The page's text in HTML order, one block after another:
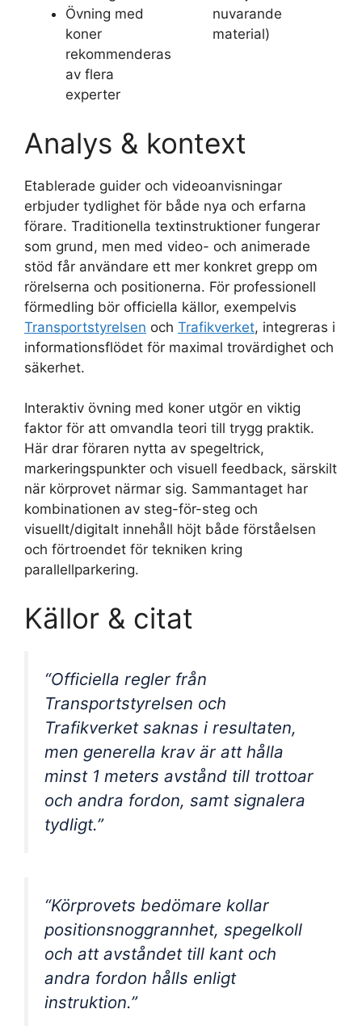
Övning med
koner
rekommenderas
av flera
experter
nuvarande
material)
Analys & kontext
Etablerade guider och videoanvisningar
erbjuder tydlighet för både nya och erfarna
förare. Traditionella textinstruktioner fungerar
som grund, men med video- och animerade
stöd får användare ett mer konkret grepp om
rörelserna och positionerna. För professionell
förmedling bör officiella källor, exempelvis
Transportstyrelsen och Trafikverket, integreras i
informationsflödet för maximal trovärdighet och
säkerhet.
Interaktiv övning med koner utgör en viktig
faktor för att omvandla teori till trygg praktik.
Här drar föraren nytta av spegeltrick,
markeringspunkter och visuell feedback, särskilt
när körprovet närmar sig. Sammantaget har
kombinationen av steg-för-steg och
visuellt/digitalt innehåll höjt både förståelsen
och förtroendet för tekniken kring
parallellparkering.
Källor & citat
“Officiella regler från
Transportstyrelsen och
Trafikverket saknas i resultaten,
men generella krav är att hålla
minst 1 meters avstånd till trottoar
och andra fordon, samt signalera
tydligt.”
“Körprovets bedömare kollar
positionsnoggrannhet, spegelkoll
och att avståndet till kant och
andra fordon hålls enligt
instruktion.”